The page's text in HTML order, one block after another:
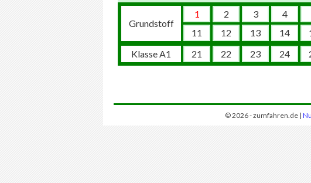
Grundstoff
1 2 3 4
11
12 13 14
Klasse A1
21 22 23 24
© 2026 - zumfahren.de |